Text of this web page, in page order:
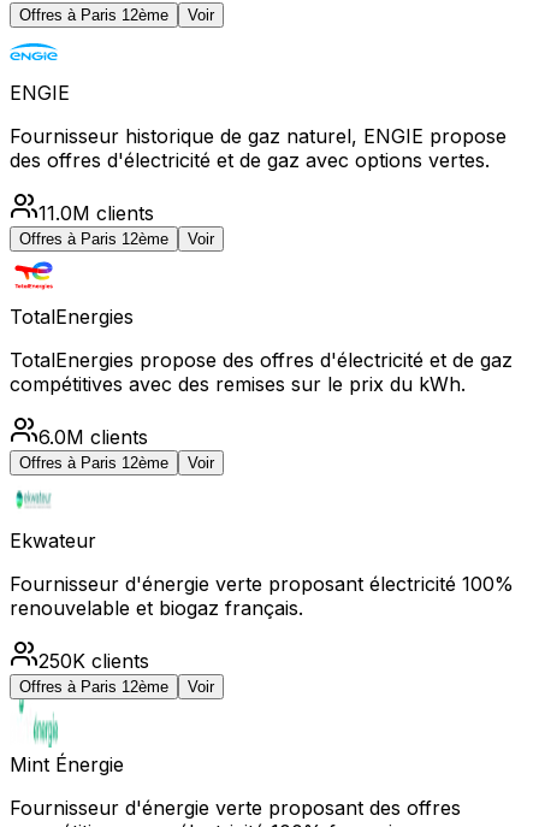
Offres à Paris 12ème Voir
ENGIE
Fournisseur historique de gaz naturel, ENGIE propose
des offres d'électricité et de gaz avec options vertes.
11.0M clients
Offres à Paris 12ème Voir
TotalEnergies
TotalEnergies propose des offres d'électricité et de gaz
compétitives avec des remises sur le prix du kWh.
6.0M clients
Offres à Paris 12ème Voir
Ekwateur
Fournisseur d'énergie verte proposant électricité 100%
renouvelable et biogaz français.
250K clients
Offres à Paris 12ème Voir
Mint Énergie
Fournisseur d'énergie verte proposant des offres